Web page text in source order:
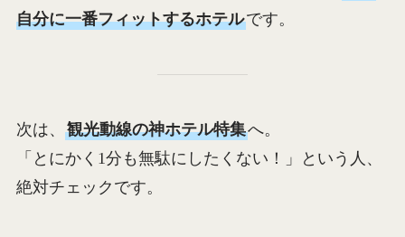
自分に一番フィットするホテルです。
次は、 観光動線の神ホテル特集へ。
「とにかく1分も無駄にしたくない！」という人、
絶対チェックです。